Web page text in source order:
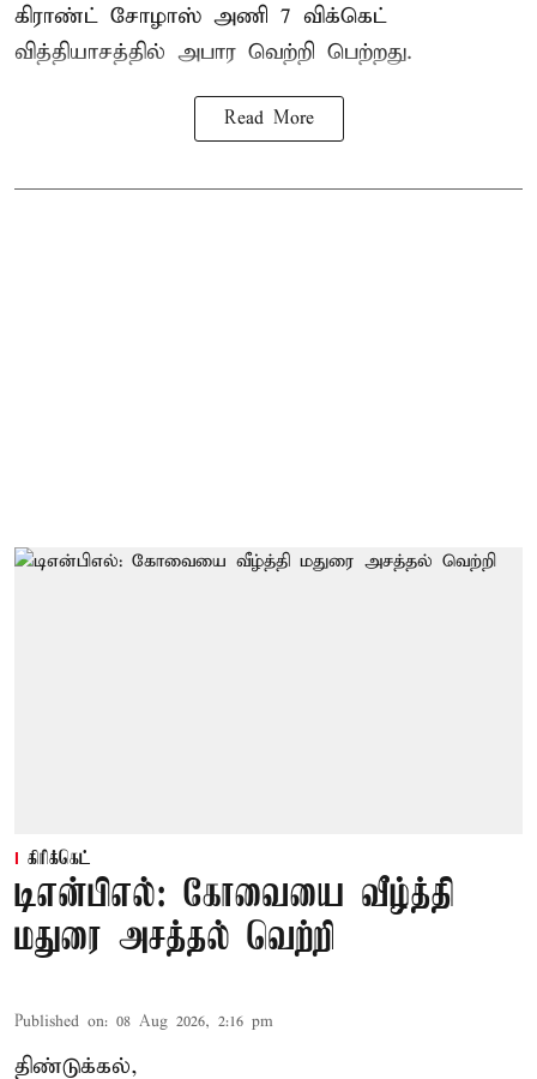
கிராண்ட் சோழாஸ் அணி 7 விக்கெட்
வித்தியாசத்தில் அபார வெற்றி பெற்றது.
Read More
கிரிக்கெட்
டிஎன்பிஎல்: கோவையை வீழ்த்தி
மதுரை அசத்தல் வெற்றி
Published on: 08 Aug 2026, 2:16 pm
திண்டுக்கல்,